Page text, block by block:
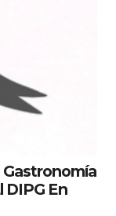
Gastronomía
DIPG En